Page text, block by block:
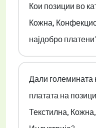
Кои позиции во
Кожна,
најдобро
Дали големината
платата на
Текстилна,